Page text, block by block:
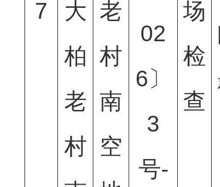
7
大
柏
老
村
老
村
南
空
02
6〕
3
号-
场
检
查